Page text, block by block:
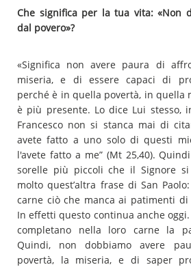
Che significa per la tua vita: «Non
dal povero»?
«Significa non avere paura di
miseria, e di essere capaci di
perché è in quella povertà, in quella
è più presente. Lo dice Lui stesso,
Francesco non si stanca mai di
avete fatto a uno solo di questi
l'avete fatto a me” (Mt 25,40).
sorelle più piccoli che il Signore
molto quest’altra frase di San
carne ciò che manca ai patimenti di
In effetti questo continua anche
completano nella loro carne la
Quindi, non dobbiamo avere
povertà, la miseria, e di saper